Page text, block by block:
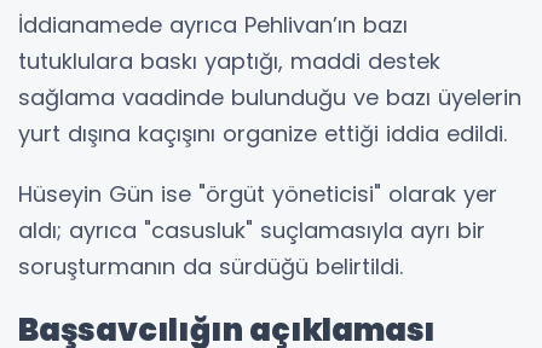
İddianamede ayrıca Pehlivan’ın bazı
tutuklulara baskı yaptığı, maddi destek
sağlama vaadinde bulunduğu ve bazı üyelerin
yurt dışına kaçışını organize ettiği iddia edildi.
Hüseyin Gün ise "örgüt yöneticisi" olarak yer
aldı; ayrıca "casusluk" suçlamasıyla ayrı bir
soruşturmanın da sürdüğü belirtildi.
Başsavcılığın açıklaması